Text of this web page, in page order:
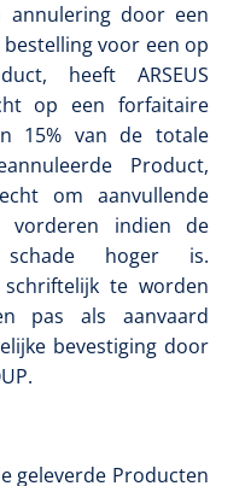
1016111
stomp - 14 cm - 1
annulering door een
voor een op
heeft ARSEUS
op een forfaitaire
15% van de totale
Product,
om aanvullende
vorderen indien de
schade hoger is.
te worden
pas als aanvaard
bevestiging door
geleverde Producten